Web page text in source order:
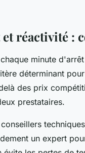
réactivité :
minute
déterminant
des prix
prestataires.
un expert